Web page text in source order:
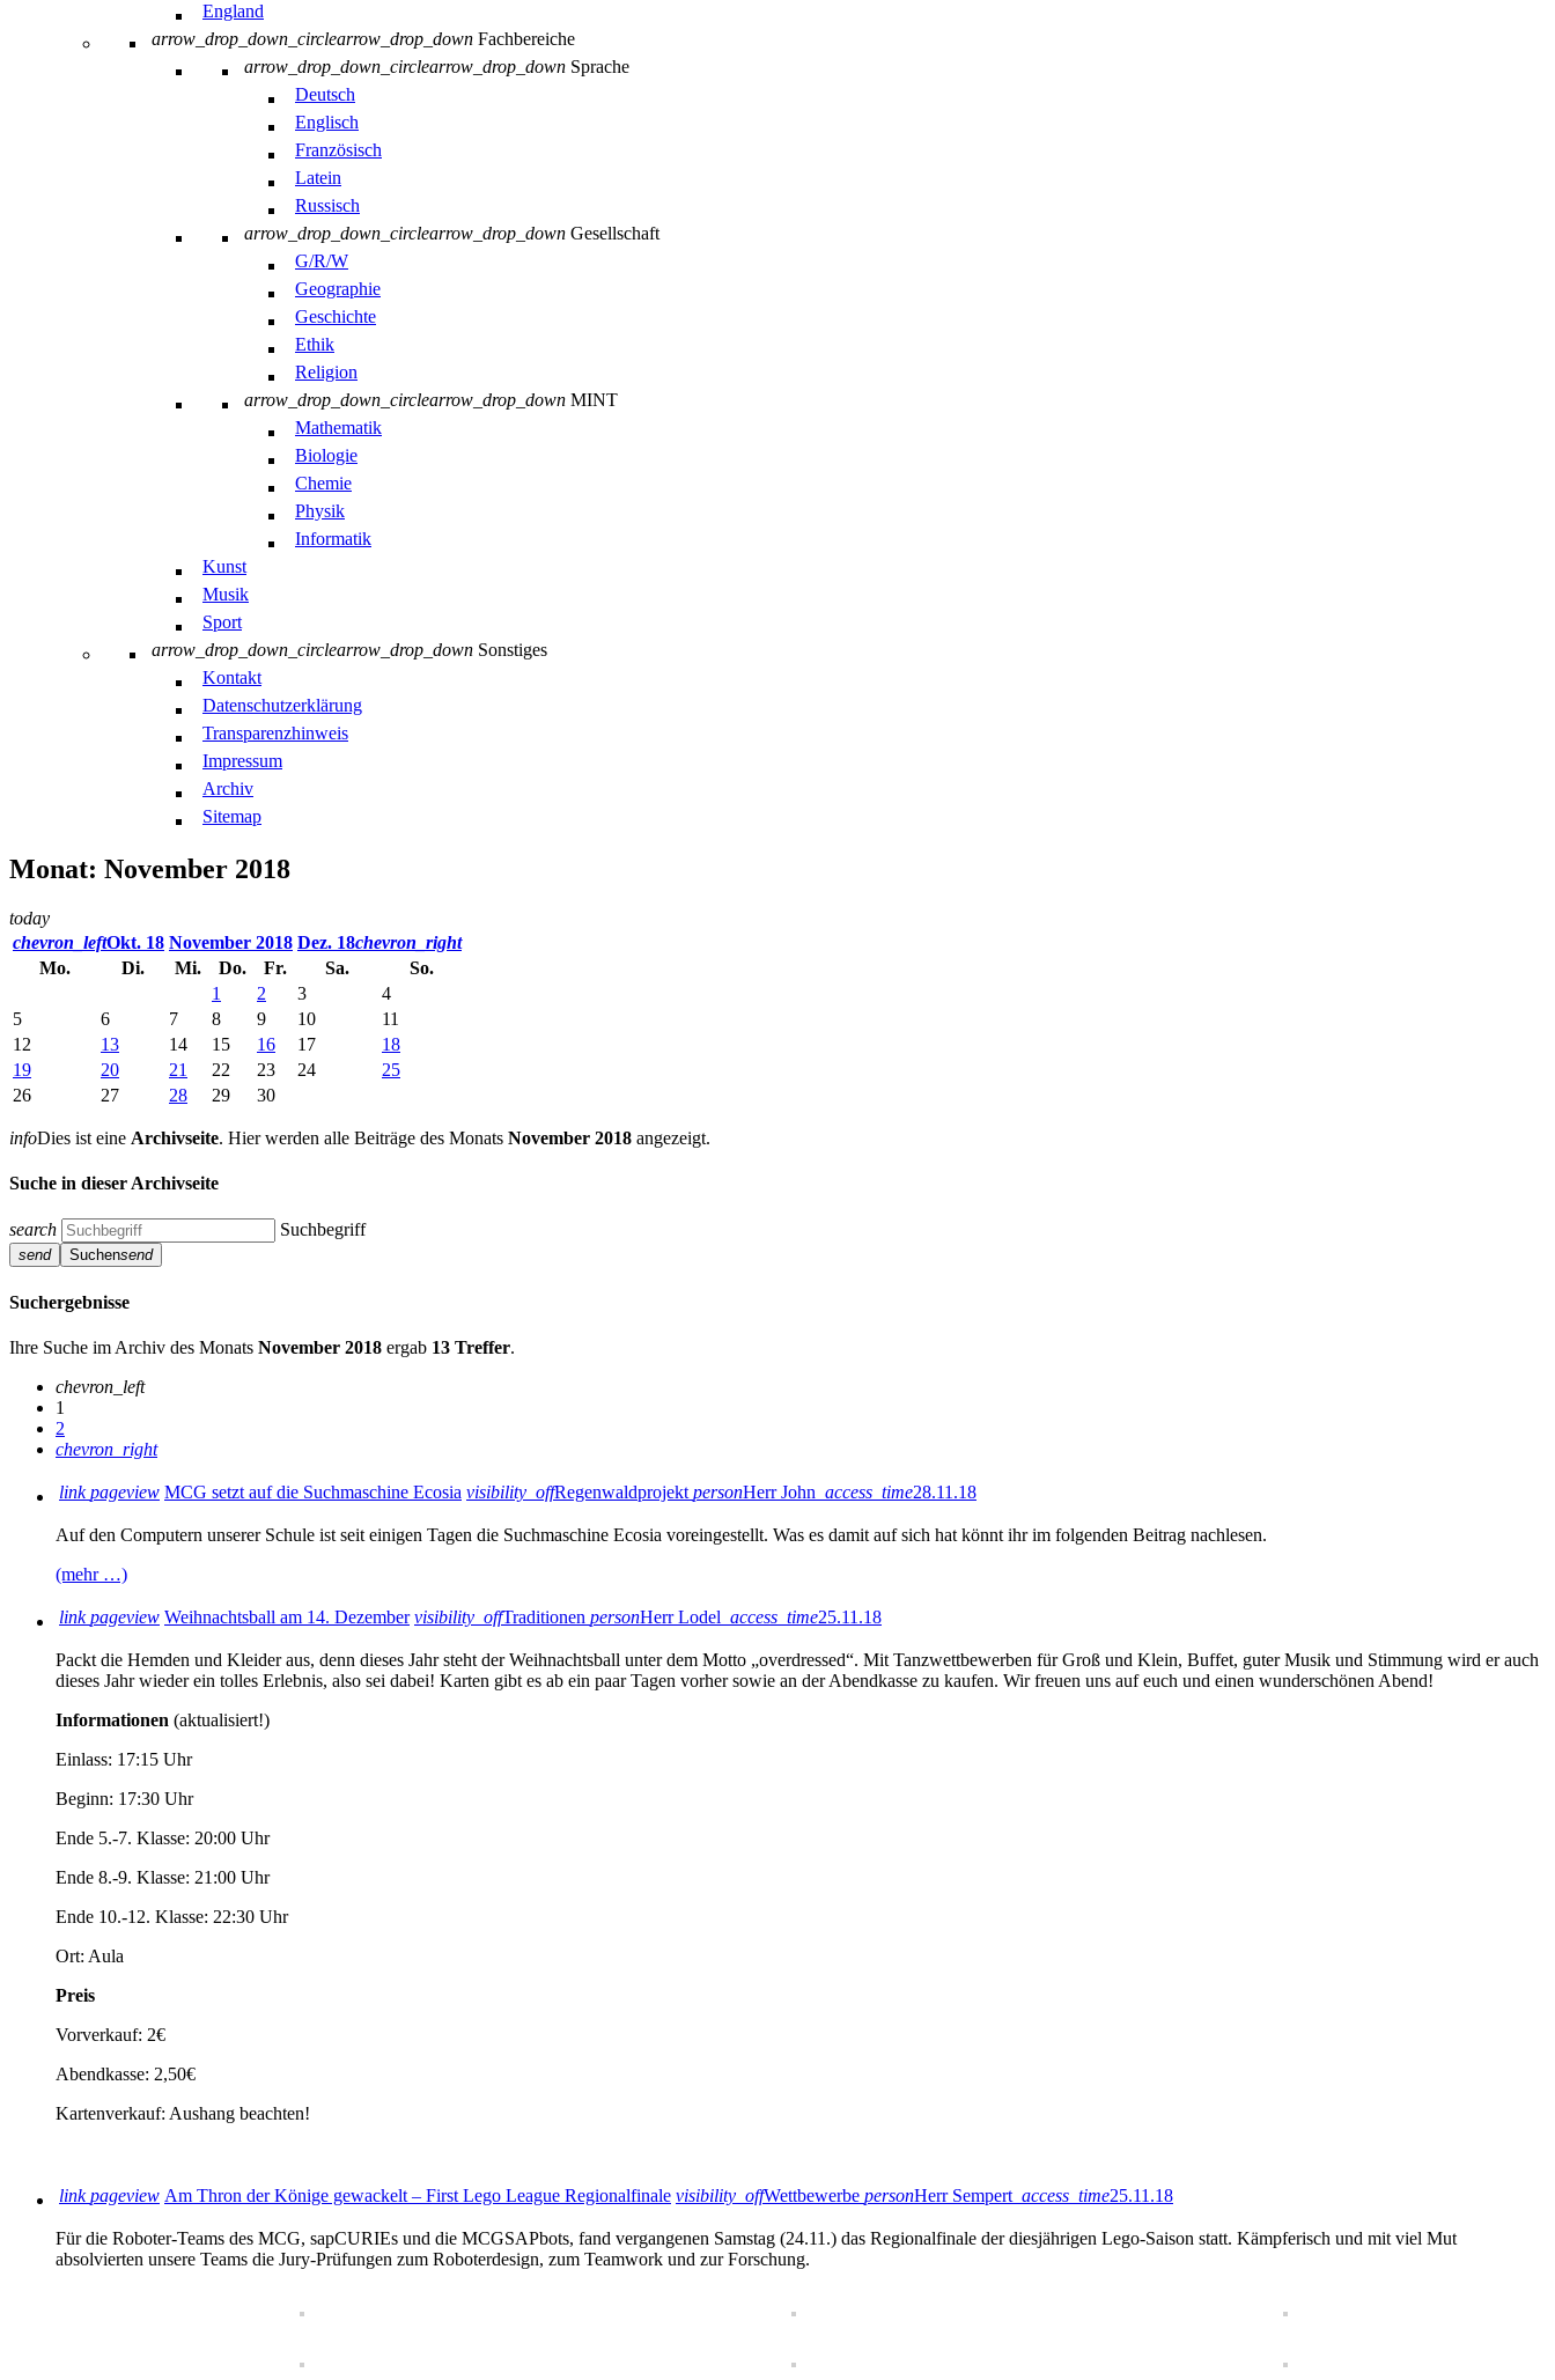
England
arrow_drop_down_circlearrow_drop_down Fachbereiche
arrow_drop_down_circlearrow_drop_down Sprache
Deutsch
Englisch
Französisch
Latein
Russisch
arrow_drop_down_circlearrow_drop_down Gesellschaft
G/R/W
Geographie
Geschichte
Ethik
Religion
arrow_drop_down_circlearrow_drop_down MINT
Mathematik
Biologie
Chemie
Physik
Informatik
Kunst
Musik
Sport
arrow_drop_down_circlearrow_drop_down Sonstiges
Kontakt
Datenschutzerklärung
Transparenzhinweis
Impressum
Archiv
Sitemap
Monat: November 2018
today
chevron_leftOkt. 18 November 2018 Dez. 18chevron_right
Mo.
Di. Mi. Do. Fr. Sa.
So.
1
2 3
4
5
6 7 8 9 10
11
12
13 14 15 16 17
18
19
20 21 22 23 24
25
26
27 28 29 30
infoDies ist eine Archivseite. Hier werden alle Beiträge des Monats November 2018 angezeigt.
Suche in dieser Archivseite
search Suchbegriff
send Suchensend
Suchergebnisse
Ihre Suche im Archiv des Monats November 2018 ergab 13 Treffer.
chevron_left
1
2
chevron_right
link pageview MCG setzt auf die Suchmaschine Ecosia visibility_offRegenwaldprojekt personHerr John access_time28.11.18
Auf den Computern unserer Schule ist seit einigen Tagen die Suchmaschine Ecosia voreingestellt. Was es damit auf sich hat könnt ihr im folgenden Beitrag nachlesen.
(mehr …)
link pageview Weihnachtsball am 14. Dezember visibility_offTraditionen personHerr Lodel access_time25.11.18
Packt die Hemden und Kleider aus, denn dieses Jahr steht der Weihnachtsball unter dem Motto „overdressed“. Mit Tanzwettbewerben für Groß und Klein, Buffet, guter Musik und Stimmung wird er auch
dieses Jahr wieder ein tolles Erlebnis, also sei dabei! Karten gibt es ab ein paar Tagen vorher sowie an der Abendkasse zu kaufen. Wir freuen uns auf euch und einen wunderschönen Abend!
Informationen (aktualisiert!)
Einlass: 17:15 Uhr
Beginn: 17:30 Uhr
Ende 5.-7. Klasse: 20:00 Uhr
Ende 8.-9. Klasse: 21:00 Uhr
Ende 10.-12. Klasse: 22:30 Uhr
Ort: Aula
Preis
Vorverkauf: 2€
Abendkasse: 2,50€
Kartenverkauf: Aushang beachten!
link pageview Am Thron der Könige gewackelt – First Lego League Regionalfinale visibility_offWettbewerbe personHerr Sempert access_time25.11.18
Für die Roboter-Teams des MCG, sapCURIEs und die MCGSAPbots, fand vergangenen Samstag (24.11.) das Regionalfinale der diesjährigen Lego-Saison statt. Kämpferisch und mit viel Mut
absolvierten unsere Teams die Jury-Prüfungen zum Roboterdesign, zum Teamwork und zur Forschung.